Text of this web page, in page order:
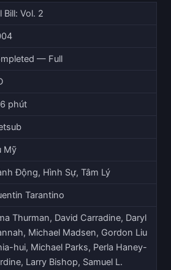
Bill: Vol. 2
— Full
phút
Mỹ
Động, Hình Sự, Tâm Lý
Tarantino
Thurman, David Carradine, Daryl
Michael Madsen, Gordon Liu
hui, Michael Parks, Perla Haney-
Larry Bishop, Samuel L.